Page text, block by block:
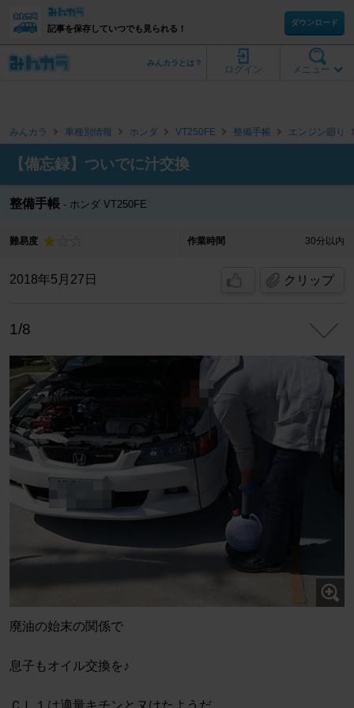
記事を保存していつでも見られる！
ダウンロード
メニュー
ログイン
みんカラとは？
みんカラ 車種別情報 ホンダ VT250FE 整備手帳 エンジン廻り
【備忘録】ついでに汁交換
整備手帳 ホンダ VT250FE
難易度 作業時間 30分以内
2018年5月27日 クリップ
1/8
廃油の始末の関係で
息子もオイル交換を♪